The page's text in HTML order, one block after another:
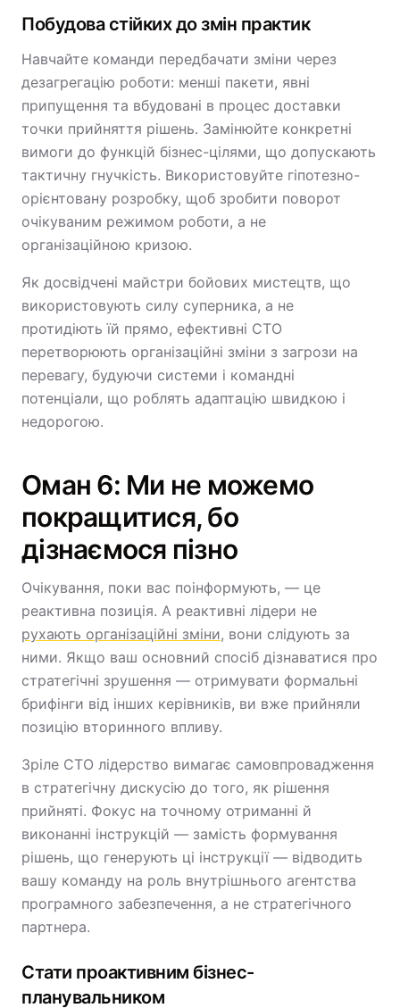
Побудова стійких до змін практик
Навчайте команди передбачати зміни через
дезагрегацію роботи: менші пакети, явні
припущення та вбудовані в процес доставки
точки прийняття рішень. Замінюйте конкретні
вимоги до функцій бізнес-цілями, що допускають
тактичну гнучкість. Використовуйте гіпотезно-
орієнтовану розробку, щоб зробити поворот
очікуваним режимом роботи, а не
організаційною кризою.
Як досвідчені майстри бойових мистецтв, що
використовують силу суперника, а не
протидіють їй прямо, ефективні CTO
перетворюють організаційні зміни з загрози на
перевагу, будуючи системи і командні
потенціали, що роблять адаптацію швидкою і
недорогою.
Оман 6: Ми не можемо
покращитися, бо
дізнаємося пізно
Очікування, поки вас поінформують, — це
реактивна позиція. А реактивні лідери не
рухають організаційні зміни, вони слідують за
ними. Якщо ваш основний спосіб дізнаватися про
стратегічні зрушення — отримувати формальні
брифінги від інших керівників, ви вже прийняли
позицію вторинного впливу.
Зріле CTO лідерство вимагає самовпровадження
в стратегічну дискусію до того, як рішення
прийняті. Фокус на точному отриманні й
виконанні інструкцій — замість формування
рішень, що генерують ці інструкції — відводить
вашу команду на роль внутрішнього агентства
програмного забезпечення, а не стратегічного
партнера.
Стати проактивним бізнес-
планувальником